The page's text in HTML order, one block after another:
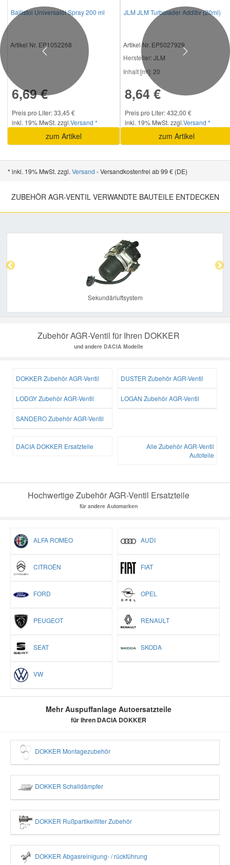
Ballistol Universalöl Spray 200 ml
Artikel Nr. EP1052268
6,69 €
Preis pro Liter: 33,45 €
inkl. 19% MwSt. zzgl.Versand *
zum Artikel
JLM JLM Turbolader Additiv (20ml)
Artikel Nr. EP5027929
Hersteller: JLM
Inhalt [ml]: 20
8,64 €
Preis pro Liter: 432,00 €
inkl. 19% MwSt. zzgl.Versand *
zum Artikel
Previous Next
* inkl. 19% MwSt. zzgl. Versand - Versandkostenfrei ab 99 € (DE)
ZUBEHÖR AGR-VENTIL VERWANDTE BAUTEILE ENTDECKEN
Sekundärluftsystem
Zubehör AGR-Ventil für Ihren DOKKER
und andere DACIA Modelle
DOKKER Zubehör AGR-Ventil DUSTER Zubehör AGR-Ventil
LODGY Zubehör AGR-Ventil LOGAN Zubehör AGR-Ventil
SANDERO Zubehör AGR-Ventil
DACIA DOKKER Ersatzteile
Alle Zubehör AGR-Ventil
Autoteile
Hochwertige Zubehör AGR-Ventil Ersatzteile
für andere Automarken
ALFA ROMEO AUDI
CITROËN FIAT
FORD OPEL
PEUGEOT RENAULT
SEAT SKODA
VW
Mehr Auspuffanlage Autoersatzteile
für Ihren DACIA DOKKER
DOKKER Montagezubehör
DOKKER Schalldämpfer
DOKKER Rußpartikelfilter Zubehör
DOKKER Abgasreinigung- / rückführung